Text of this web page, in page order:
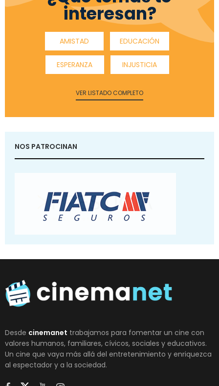
interesan?
AMISTAD EDUCACIÓN
ESPERANZA INJUSTICIA
VER LISTADO COMPLETO
NOS PATROCINAN
Desde cinemanet trabajamos para fomentar un cine con
valores humanos, familiares, cívicos, sociales y educativos.
Un cine que vaya más allá del entretenimiento y enriquezca
al espectador y a la sociedad.